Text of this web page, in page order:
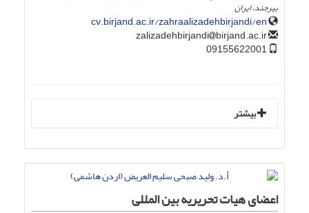
بیرجند، ایران
cv.birjand.ac.ir/zahraalizadehbirjandi/en
birjand.ac.ir
بیشتر
اعضای هیات تحریریه بین المللی